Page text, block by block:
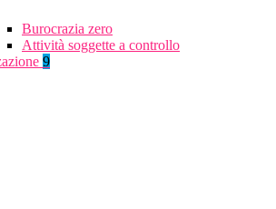
Burocrazia zero
Attività soggette a controllo
9